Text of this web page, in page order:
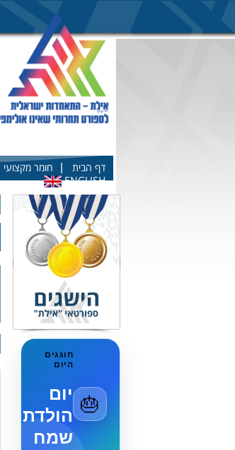
דף הבית חומר מקצועי
ENGLISH
🎂
חוגגים
היום
יום
הולדת
שמח